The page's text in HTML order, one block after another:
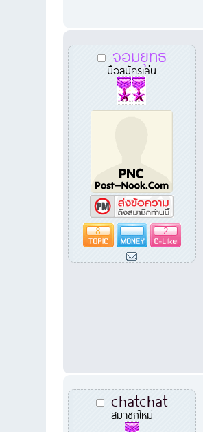
จอมยุทธ
มือสมัครเล่น
8 2
chatchat
สมาชิกใหม่